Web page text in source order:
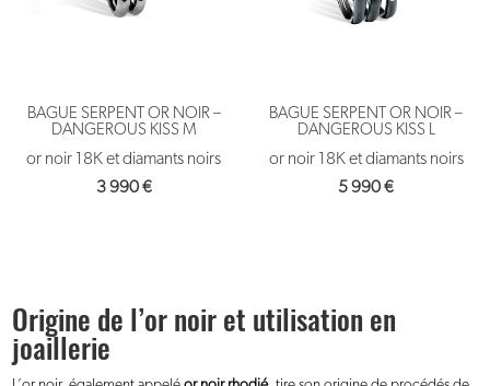
BAGUE SERPENT OR NOIR –
DANGEROUS KISS M
or noir 18K et diamants noirs
3 990€
BAGUE SERPENT OR NOIR –
DANGEROUS KISS L
or noir 18K et diamants noirs
5 990€
Origine de l’or noir et utilisation en
joaillerie